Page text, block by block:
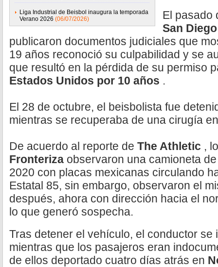
Liga Industrial de Beisbol inaugura la temporada
Verano 2026 (06/07/2026)
El pasado
San
publicaron documentos judiciales que
19 años reconoció su culpabilidad y se
que resultó en la pérdida de su permiso
Estados Unidos por 10 años .
El 28 de octubre, el beisbolista fue
mientras se recuperaba de una cirugía
De acuerdo al reporte de The Athletic ,
Fronteriza observaron una camioneta
2020 con placas mexicanas circulando
Estatal 85, sin embargo, observaron el
después, ahora con dirección hacia el
lo que generó sospecha.
Tras detener el vehículo, el conductor
mientras que los pasajeros eran
de ellos deportado cuatro días atrás en